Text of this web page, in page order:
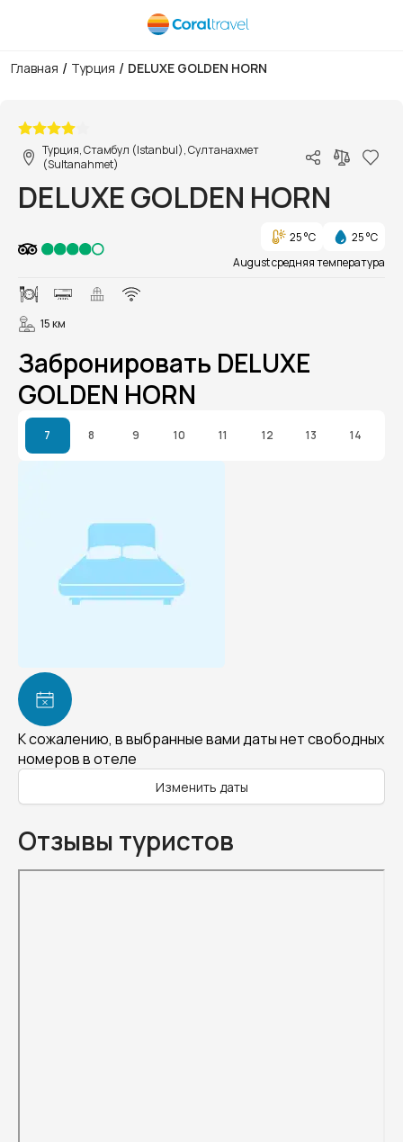
Главная / Турция / DELUXE GOLDEN HORN
Турция, Стамбул (Istanbul), Султанахмет
(Sultanahmet)
DELUXE GOLDEN HORN
25 °C
25 °C
August средняя температура
15 км
Забронировать DELUXE
GOLDEN HORN
7 8 9 10 11 12 13 14
К сожалению, в выбранные вами даты нет свободных
номеров в отеле
Изменить даты
Отзывы туристов